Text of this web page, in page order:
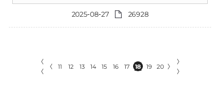
2025-08-27 26928
〈
〈
〈 11 12 13 14 15 16 17 18 19 20 〉
〉
〉